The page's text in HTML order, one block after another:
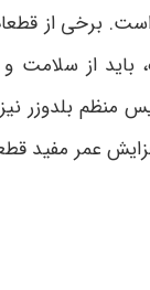
برخی از
باید از
منظم
عمر مفید